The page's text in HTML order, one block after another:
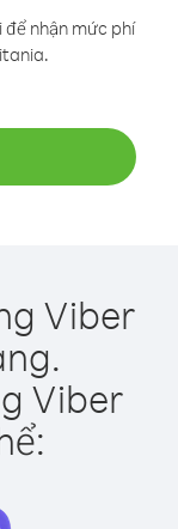
nhận mức phí
Viber
Viber